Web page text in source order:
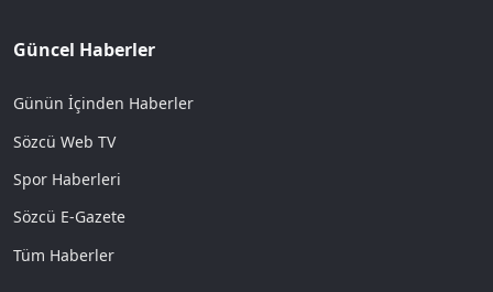
Güncel Haberler
Günün İçinden Haberler
Sözcü Web TV
Spor Haberleri
Sözcü E-Gazete
Tüm Haberler